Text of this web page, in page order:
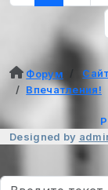
Форум
Впечатления!
Designed by
Поиск